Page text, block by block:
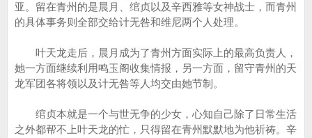
亚。留在青州的是晨月、绾贞以及辛西雅等女神战士，而青州
的具体事务则全部交给计无咎和维尼两个人处理。
叶天龙走后，晨月成为了青州方面实际上的最高负责人，
她一方面继续利用鸣玉阁收集情报，另一方面，留守青州的天
龙军团各将领以及计无咎等人均交由她节制。
绾贞本就是一个与世无争的少女，心知自己除了日常生活
之外都帮不上叶天龙的忙，只得留在青州默默地为他祈祷。辛